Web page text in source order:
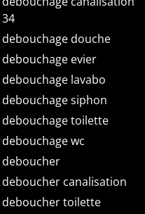
34
debouchage douche
debouchage evier
debouchage lavabo
debouchage siphon
debouchage toilette
debouchage wc
deboucher
deboucher canalisation
deboucher toilette